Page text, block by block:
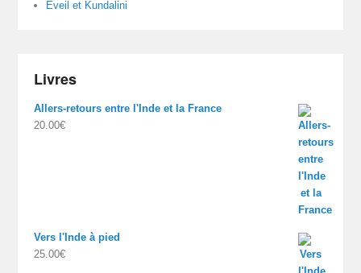
Eveil et Kundalini
Livres
Allers-retours entre l'Inde et la France
20.00€
Vers l'Inde à pied
25.00€